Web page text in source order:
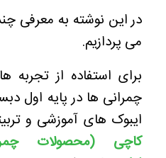
در این نوشته به معرفی
می پردازیم.
برای استفاده از
چمرانی ها در پایه اول
ایبوک های آموزشی و
کاچی (محصولات